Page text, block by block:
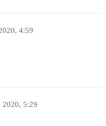
4:59
2020, 5:29